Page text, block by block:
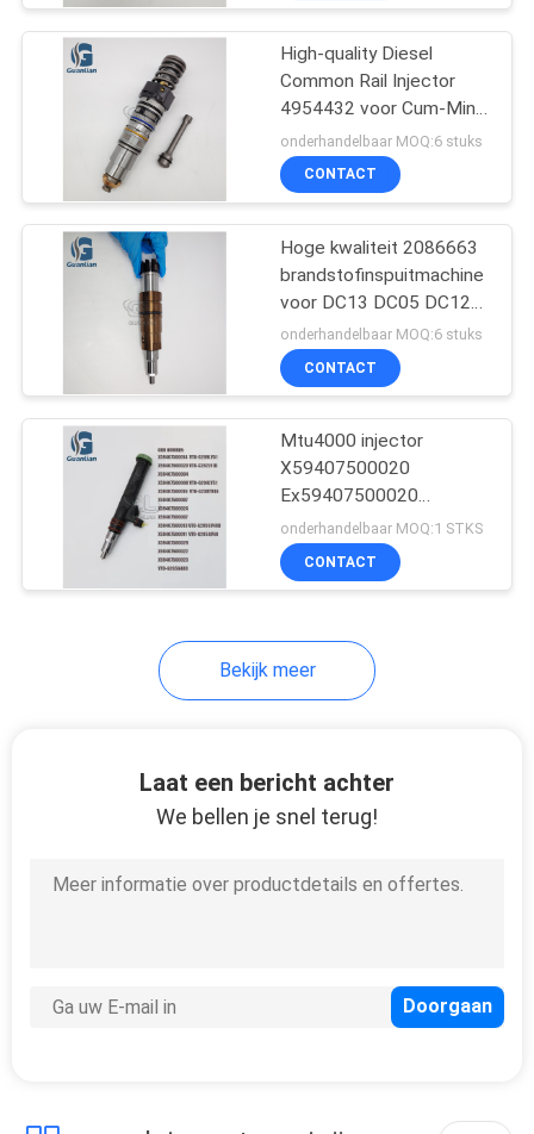
Denso Diesel
Injecteur
399
Cat Fuel Injector
Bosch Diesel
LVO-trucks
342
High-quality Diesel
Common Rail Injector
4954432 voor Cum-Mins
ISX
onderhandelbaar MOQ:6 stuks
CONTACT
Hoge kwaliteit 2086663
brandstofinspuitmachine
voor DC13 DC05 DC123
motor
onderhandelbaar MOQ:6 stuks
CONTACT
Mtu4000 injector
X59407500020
Ex59407500020
X59407500008
Ex59407500008 voor
Mtu-motor
onderhandelbaar MOQ:1 STKS
CONTACT
Bekijk meer
Laat een bericht achter
We bellen je snel terug!